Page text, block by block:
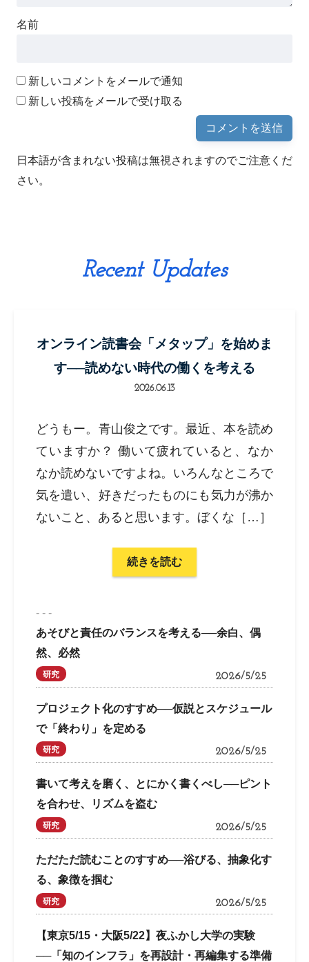
名前
新しいコメントをメールで通知
新しい投稿をメールで受け取る
日本語が含まれない投稿は無視されますのでご注意くだ
さい。
Recent Updates
オンライン読書会「メタップ」を始めま
す──読めない時代の働くを考える
2026.06.13
どうもー。青山俊之です。最近、本を読め
ていますか？ 働いて疲れていると、なか
なか読めないですよね。いろんなところで
気を遣い、好きだったものにも気力が沸か
ないこと、あると思います。ぼくな［…］
続きを読む
- - -
あそびと責任のバランスを考える──余白、偶
然、必然
2026/5/25
研究
プロジェクト化のすすめ──仮説とスケジュール
で「終わり」を定める
2026/5/25
研究
書いて考えを磨く、とにかく書くべし──ピント
を合わせ、リズムを盗む
2026/5/25
研究
ただただ読むことのすすめ──浴びる、抽象化す
る、象徴を掴む
2026/5/25
研究
【東京5/15・大阪5/22】夜ふかし大学の実験
──「知のインフラ」を再設計・再編集する準備